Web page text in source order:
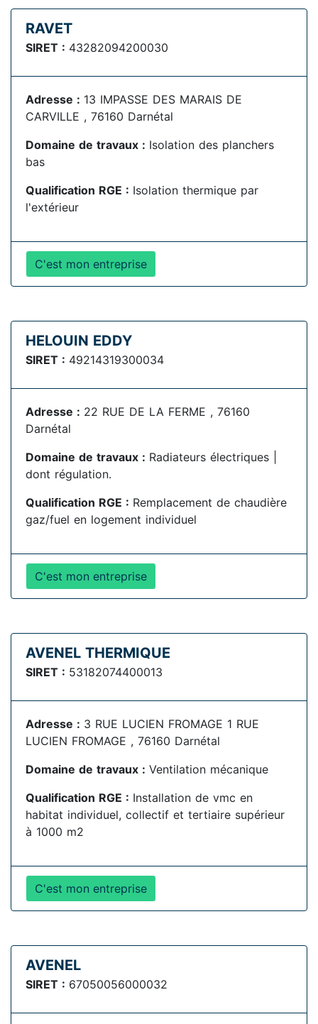
RAVET
SIRET : 43282094200030
Adresse : 13 IMPASSE DES MARAIS DE
CARVILLE , 76160 Darnétal
Domaine de travaux : Isolation des planchers
bas
Qualification RGE : Isolation thermique par
l'extérieur
C'est mon entreprise
HELOUIN EDDY
SIRET : 49214319300034
Adresse : 22 RUE DE LA FERME , 76160
Darnétal
Domaine de travaux : Radiateurs électriques |
dont régulation.
Qualification RGE : Remplacement de chaudière
gaz/fuel en logement individuel
C'est mon entreprise
AVENEL THERMIQUE
SIRET : 53182074400013
Adresse : 3 RUE LUCIEN FROMAGE 1 RUE
LUCIEN FROMAGE , 76160 Darnétal
Domaine de travaux : Ventilation mécanique
Qualification RGE : Installation de vmc en
habitat individuel, collectif et tertiaire supérieur
à 1000 m2
C'est mon entreprise
AVENEL
SIRET : 67050056000032